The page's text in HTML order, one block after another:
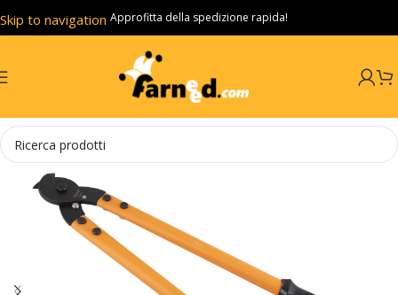
Skip to navigation
Skip to main content
Approfitta della spedizione rapida!